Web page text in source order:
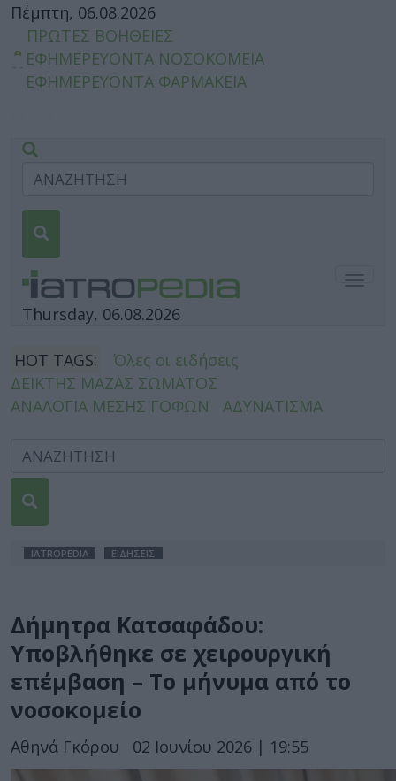
Πέμπτη, 06.08.2026
ΠΡΩΤΕΣ ΒΟΗΘΕΙΕΣ
ΕΦΗΜΕΡΕΥΟΝΤΑ ΝΟΣΟΚΟΜΕΙΑ
ΕΦΗΜΕΡΕΥΟΝΤΑ ΦΑΡΜΑΚΕΙΑ
Thursday, 06.08.2026
HOT TAGS:
Όλες οι ειδήσεις
ΔΕΙΚΤΗΣ ΜΑΖΑΣ ΣΩΜΑΤΟΣ
ΑΝΑΛΟΓΙΑ ΜΕΣΗΣ ΓΟΦΩΝ
ΑΔΥΝΑΤΙΣΜΑ
IATROPEDIA ΕΙΔΗΣΕΙΣ
Δήμητρα Κατσαφάδου:
Υποβλήθηκε σε χειρουργική
επέμβαση – Το μήνυμα από το
νοσοκομείο
Αθηνά Γκόρου 02 Ιουνίου 2026 | 19:55